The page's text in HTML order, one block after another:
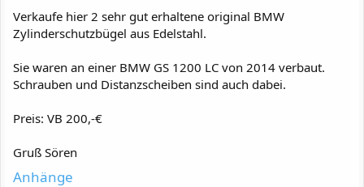
Verkaufe hier 2 sehr gut erhaltene original BMW
Zylinderschutzbügel aus Edelstahl.
Sie waren an einer BMW GS 1200 LC von 2014 verbaut.
Schrauben und Distanzscheiben sind auch dabei.
Preis: VB 200,-€
Gruß Sören
Anhänge